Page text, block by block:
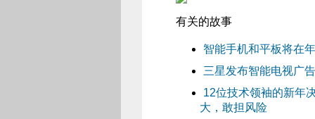
有关的故事
智能手机和平板将在
三星发布智能电视广
12位技术领袖的新年
大，敢担风险